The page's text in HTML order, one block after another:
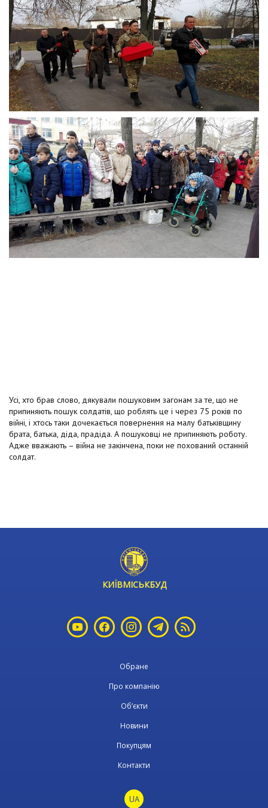
Усі, хто брав слово, дякували пошуковим загонам за те, що не
припиняють пошук солдатів, що роблять це і через 75 років по
війні, і хтось таки дочекається повернення на малу батьківщину
брата, батька, діда, прадіда. А пошуковці не припиняють роботу.
Адже вважають – війна не закінчена, поки не похований останній
солдат.
КИЇВМІСЬКБУД
Обране
Про компанію
Об’єкти
Новини
Покупцям
Контакти
UA